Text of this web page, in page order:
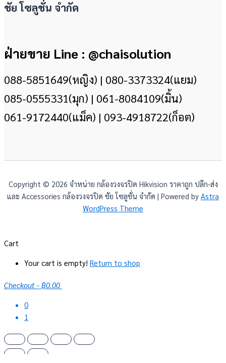
ชัย โซลูชั่น จำกัด
ฝ่ายขาย Line : @chaisolution
088-5851649(หญิง) | 080-3373324(แยม)
085-0555331(มุก) | 061-8084109(มิ้น)
061-9172440(แม็ค) | 093-4918722(ก็อต)
Copyright © 2026 จำหน่าย กล้องวงจรปิด Hikvision ราคาถูก ปลีก-ส่ง
และ Accessories กล้องวงจรปิด ชัย โซลูชั่น จำกัด | Powered by Astra
WordPress Theme
Cart
Your cart is empty! Return to shop
Checkout - ฿0.00
0
1